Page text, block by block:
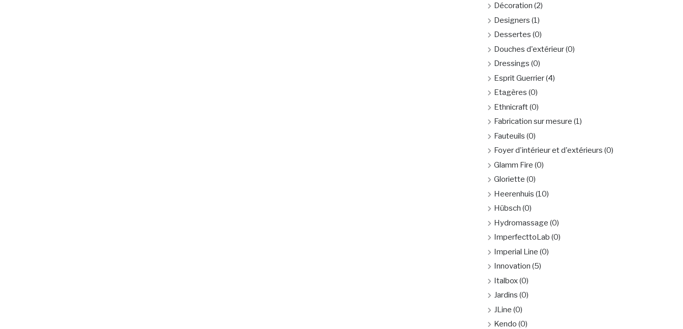
Décoration (2)
Designers (1)
Dessertes (0)
Douches d'extérieur(0)
Dressings (0)
Esprit Guerrier(4)
Etagères (0)
Ethnicraft(0)
Fabrication sur mesure (1)
Fauteuils (0)
Foyer d'intérieur et d'extérieurs (0)
Glamm Fire (0)
Gloriette (0)
Heerenhuis (10)
Hübsch (0)
Hydromassage (0)
ImperfecttoLab (0)
Imperial Line (0)
Innovation (5)
Italbox(0)
Jardins (0)
JLine (0)
Kendo (0)